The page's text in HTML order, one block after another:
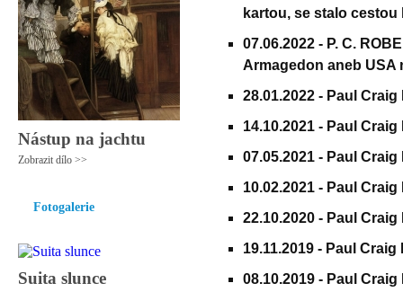
Nástup na jachtu
Zobrazit dílo >>
Fotogalerie
Suita slunce
kartou, se stalo
07.06.2022 - P. C.
Armagedon aneb USA
28.01.2022 - Paul
14.10.2021 - Paul
07.05.2021 - Paul Craig
10.02.2021 - Paul
22.10.2020 - Paul
19.11.2019 - Paul
08.10.2019 - Paul